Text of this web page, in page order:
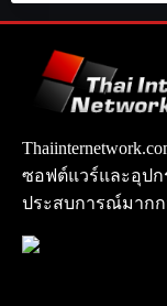
ซอฟต์แวร์และอุป
ประสบการณ์มากก